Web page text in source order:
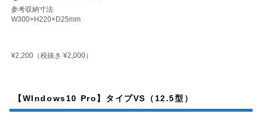
参考収納寸法
W300×H220×D25mm
¥2,200 （税抜き ¥2,000）
【WIndows10 Pro】タイプVS（12.5型）